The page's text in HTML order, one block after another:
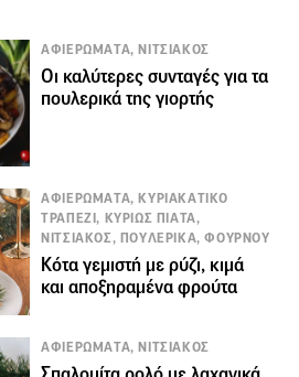
ΑΦΙΕΡΩΜΑΤΑ, ΝΙΤΣΙΑΚΟΣ
Οι καλύτερες συνταγές για τα
πουλερικά της γιορτής
ΑΦΙΕΡΩΜΑΤΑ, ΚΥΡΙΑΚΑΤΙΚΟ
ΤΡΑΠΕΖΙ, ΚΥΡΙΩΣ ΠΙΑΤΑ,
ΝΙΤΣΙΑΚΟΣ, ΠΟΥΛΕΡΙΚΑ, ΦΟΥΡΝΟΥ
Κότα γεμιστή με ρύζι, κιμά
και αποξηραμένα φρούτα
ΑΦΙΕΡΩΜΑΤΑ, ΝΙΤΣΙΑΚΟΣ